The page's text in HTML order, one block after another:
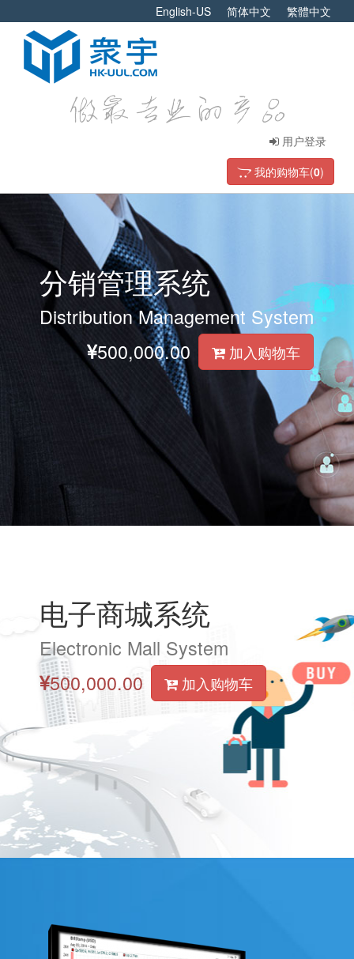
English-US 简体中文 繁體中文
用户登录
我的购物车(0)
分销管理系统
Distribution Management System
500,000.00
加入购物车
电子商城系统
Electronic Mall System
500,000.00
加入购物车